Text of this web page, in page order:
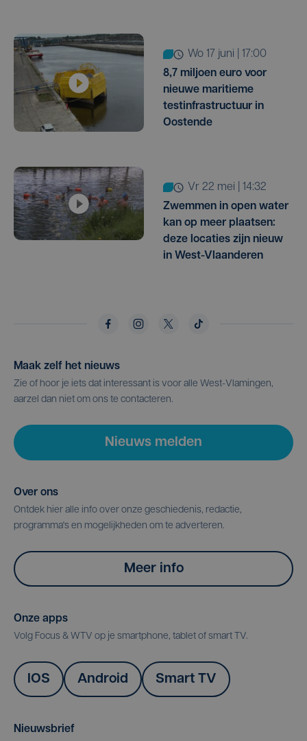
wo 17 juni | 17:00
8,7 miljoen euro voor
nieuwe maritieme
testinfrastructuur in
Oostende
vr 22 mei | 14:32
Zwemmen in open water
kan op meer plaatsen:
deze locaties zijn nieuw
in West-Vlaanderen
Maak zelf het nieuws
Zie of hoor je iets dat interessant is voor alle West-Vlamingen,
aarzel dan niet om ons te contacteren.
Nieuws melden
Over ons
Ontdek hier alle info over onze geschiedenis, redactie,
programma's en mogelijkheden om te adverteren.
Meer info
Onze apps
Volg Focus & WTV op je smartphone, tablet of smart TV.
IOS Android Smart TV
Nieuwsbrief